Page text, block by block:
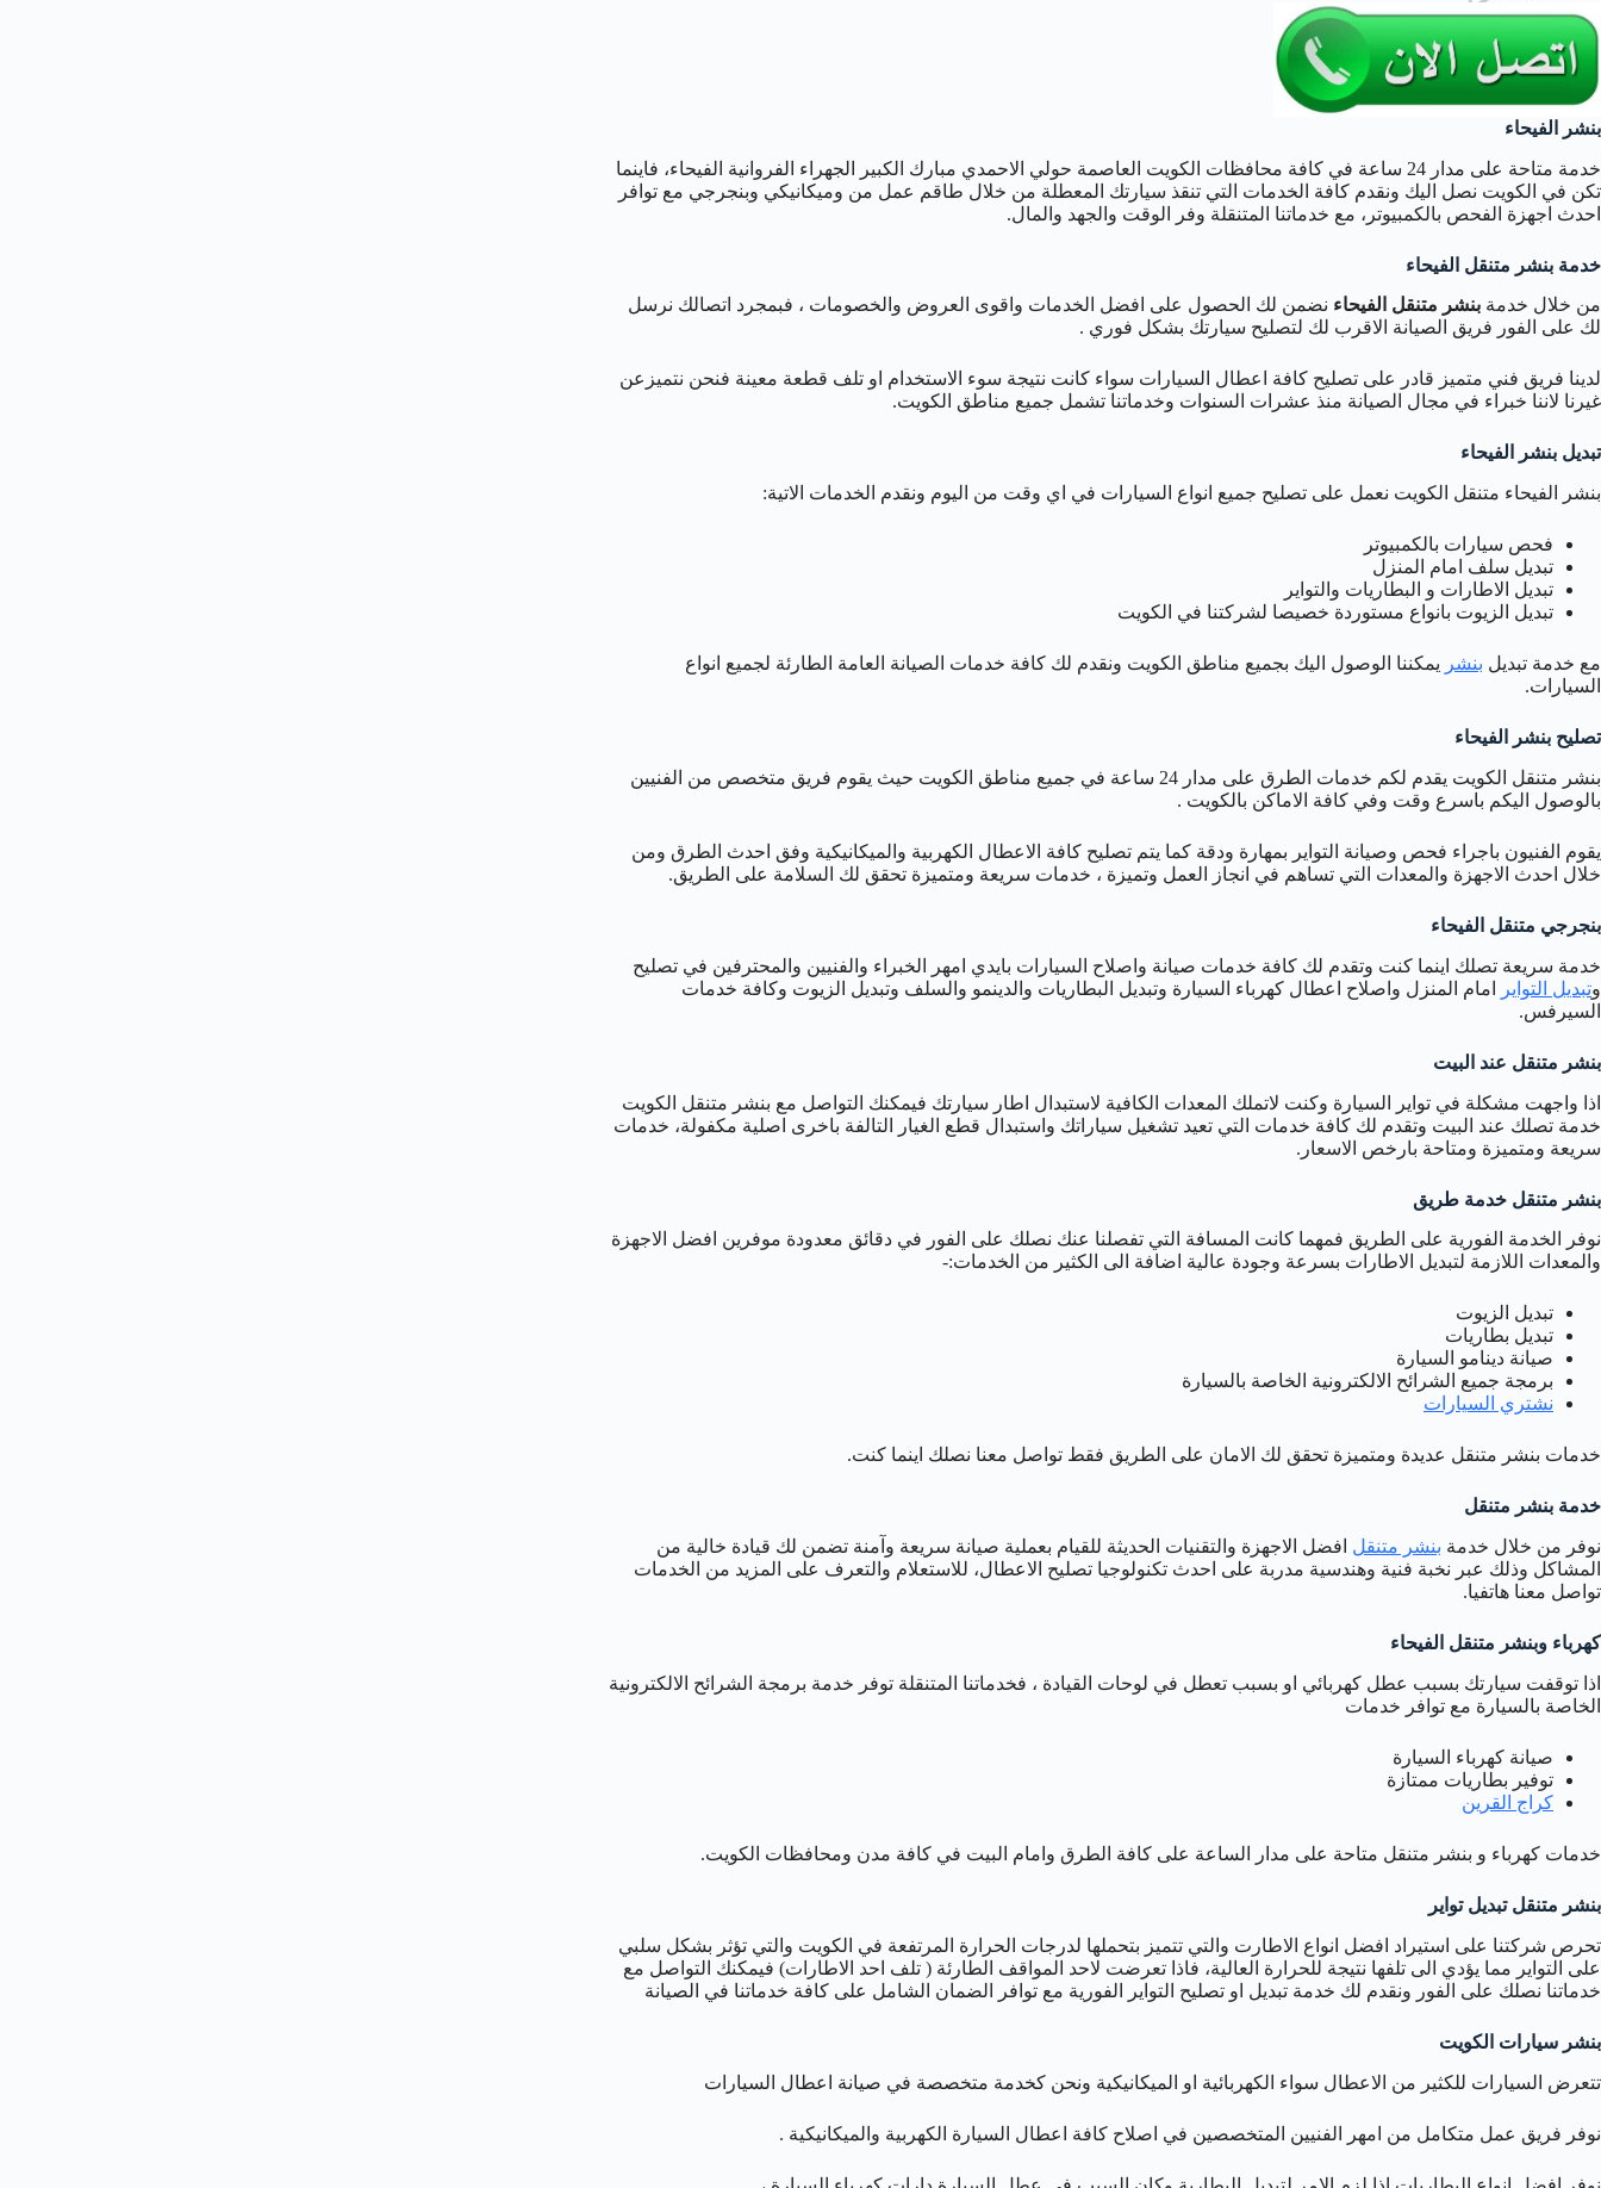
بنشر الفيحاء
خدمة متاحة على مدار 24 ساعة في كافة محافظات الكويت العاصمة حولي الاحمدي مبارك الكبير الجهراء الفروانية الفيحاء، فاينما
تكن في الكويت نصل اليك ونقدم كافة الخدمات التي تنقذ سيارتك المعطلة من خلال طاقم عمل من وميكانيكي وبنجرجي مع توافر
احدث اجهزة الفحص بالكمبيوتر، مع خدماتنا المتنقلة وفر الوقت والجهد والمال.
خدمة بنشر متنقل الفيحاء
من خلال خدمة بنشر متنقل الفيحاء نضمن لك الحصول على افضل الخدمات واقوى العروض والخصومات ، فبمجرد اتصالك نرسل
لك على الفور فريق الصيانة الاقرب لك لتصليح سيارتك بشكل فوري .
لدينا فريق فني متميز قادر على تصليح كافة اعطال السيارات سواء كانت نتيجة سوء الاستخدام او تلف قطعة معينة فنحن نتميزعن
غيرنا لاننا خبراء في مجال الصيانة منذ عشرات السنوات وخدماتنا تشمل جميع مناطق الكويت.
تبديل بنشر الفيحاء
بنشر الفيحاء متنقل الكويت نعمل على تصليح جميع انواع السيارات في اي وقت من اليوم ونقدم الخدمات الاتية:
فحص سيارات بالكمبيوتر
تبديل سلف امام المنزل
تبديل الاطارات و البطاريات والتواير
تبديل الزيوت بانواع مستوردة خصيصا لشركتنا في الكويت
مع خدمة تبديل بنشر يمكننا الوصول اليك بجميع مناطق الكويت ونقدم لك كافة خدمات الصيانة العامة الطارئة لجميع انواع
السيارات.
تصليح بنشر الفيحاء
بنشر متنقل الكويت يقدم لكم خدمات الطرق على مدار 24 ساعة في جميع مناطق الكويت حيث يقوم فريق متخصص من الفنيين
بالوصول اليكم باسرع وقت وفي كافة الاماكن بالكويت .
يقوم الفنيون باجراء فحص وصيانة التواير بمهارة ودقة كما يتم تصليح كافة الاعطال الكهربية والميكانيكية وفق احدث الطرق ومن
خلال احدث الاجهزة والمعدات التي تساهم في انجاز العمل وتميزة ، خدمات سريعة ومتميزة تحقق لك السلامة على الطريق.
بنجرجي متنقل الفيحاء
خدمة سريعة تصلك اينما كنت وتقدم لك كافة خدمات صيانة واصلاح السيارات بايدي امهر الخبراء والفنيين والمحترفين في تصليح
وتبديل التواير
امام المنزل واصلاح اعطال كهرباء السيارة وتبديل البطاريات والدينمو والسلف وتبديل الزيوت وكافة خدمات
السيرفس.
بنشر متنقل عند البيت
اذا واجهت مشكلة في تواير السيارة وكنت لاتملك المعدات الكافية لاستبدال اطار سيارتك فيمكنك التواصل مع بنشر متنقل الكويت
خدمة تصلك عند البيت وتقدم لك كافة خدمات التي تعيد تشغيل سياراتك واستبدال قطع الغيار التالفة باخرى اصلية مكفولة، خدمات
سريعة ومتميزة ومتاحة بارخص الاسعار.
بنشر متنقل خدمة طريق
نوفر الخدمة الفورية على الطريق فمهما كانت المسافة التي تفصلنا عنك نصلك على الفور في دقائق معدودة موفرين افضل الاجهزة
والمعدات اللازمة لتبديل الاطارات بسرعة وجودة عالية اضافة الى الكثير من الخدمات:-
تبديل الزيوت
تبديل بطاريات
صيانة دينامو السيارة
برمجة جميع الشرائح الالكترونية الخاصة بالسيارة
نشتري السيارات
خدمات بنشر متنقل عديدة ومتميزة تحقق لك الامان على الطريق فقط تواصل معنا نصلك اينما كنت.
خدمة بنشر متنقل
نوفر من خلال خدمة بنشر متنقل افضل الاجهزة والتقنيات الحديثة للقيام بعملية صيانة سريعة وآمنة تضمن لك قيادة خالية من
المشاكل وذلك عبر نخبة فنية وهندسية مدربة على احدث تكنولوجيا تصليح الاعطال، للاستعلام والتعرف على المزيد من الخدمات
تواصل معنا هاتفيا.
كهرباء وبنشر متنقل الفيحاء
اذا توقفت سيارتك بسبب عطل كهربائي او بسبب تعطل في لوحات القيادة ، فخدماتنا المتنقلة توفر خدمة برمجة الشرائح الالكترونية
الخاصة بالسيارة مع توافر خدمات
صيانة كهرباء السيارة
توفير بطاريات ممتازة
كراج القرين
خدمات كهرباء و بنشر متنقل متاحة على مدار الساعة على كافة الطرق وامام البيت في كافة مدن ومحافظات الكويت.
بنشر متنقل تبديل تواير
تحرص شركتنا على استيراد افضل انواع الاطارت والتي تتميز بتحملها لدرجات الحرارة المرتفعة في الكويت والتي تؤثر بشكل سلبي
على التواير مما يؤدي الى تلفها نتيجة للحرارة العالية، فاذا تعرضت لاحد المواقف الطارئة ( تلف احد الاطارات) فيمكنك التواصل مع
خدماتنا نصلك على الفور ونقدم لك خدمة تبديل او تصليح التواير الفورية مع توافر الضمان الشامل على كافة خدماتنا في الصيانة
بنشر سيارات الكويت
تتعرض السيارات للكثير من الاعطال سواء الكهربائية او الميكانيكية ونحن كخدمة متخصصة في صيانة اعطال السيارات
نوفر فريق عمل متكامل من امهر الفنيين المتخصصين في اصلاح كافة اعطال السيارة الكهربية والميكانيكية .